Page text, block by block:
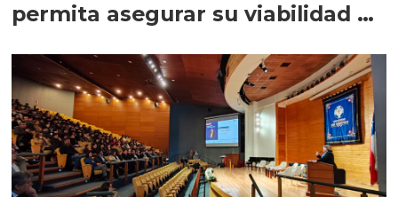
permita asegurar su viabilidad de